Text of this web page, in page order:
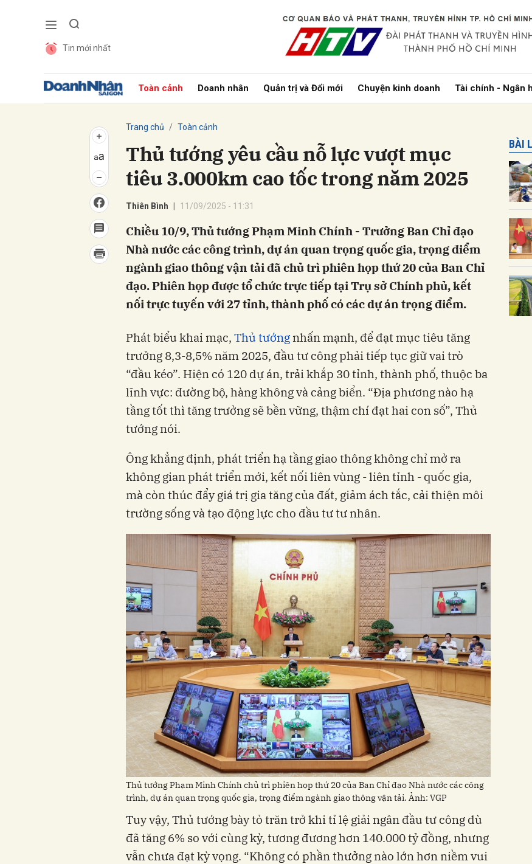
Tin mới nhất
Toàn cảnh Doanh nhân Quản trị và Đổi mới Chuyện kinh doanh Tài chính - Ngân
Trang chủ Toàn cảnh
Thủ tướng yêu cầu nỗ lực vượt mục
tiêu 3.000km cao tốc trong năm 2025
Thiên Bình 11/09/2025 - 11:31
Chiều 10/9, Thủ tướng Phạm Minh Chính - Trưởng Ban Chỉ đạo
Nhà nước các công trình, dự án quan trọng quốc gia, trọng điểm
ngành giao thông vận tải đã chủ trì phiên họp thứ 20 của Ban Chỉ
đạo. Phiên họp được tổ chức trực tiếp tại Trụ sở Chính phủ, kết
nối trực tuyến với 27 tỉnh, thành phố có các dự án trọng điểm.
Phát biểu khai mạc, Thủ tướng nhấn mạnh, để đạt mục tiêu tăng
trưởng 8,3-8,5% năm 2025, đầu tư công phải tiếp tục giữ vai trò
“đầu kéo”. Hiện có 120 dự án, trải khắp 30 tỉnh, thành phố, thuộc ba
lĩnh vực: đường bộ, hàng không và cảng biển. “Địa phương nào hạ
tầng tốt thì tăng trưởng sẽ bền vững, thậm chí đạt hai con số”, Thủ
tướng nói.
Ông khẳng định, phát triển hạ tầng giao thông không chỉ mở ra
không gian phát triển mới, kết nối liên vùng - liên tỉnh - quốc gia,
mà còn thúc đẩy giá trị gia tăng của đất, giảm ách tắc, cải thiện môi
trường sống và tạo động lực cho đầu tư tư nhân.
Thủ tướng Phạm Minh Chính chủ trì phiên họp thứ 20 của Ban Chỉ đạo Nhà nước các công
trình, dự án quan trọng quốc gia, trọng điểm ngành giao thông vận tải. Ảnh: VGP
Tuy vậy, Thủ tướng bày tỏ trăn trở khi tỉ lệ giải ngân đầu tư công dù
đã tăng 6% so với cùng kỳ, tương đương hơn 140.000 tỷ đồng, nhưng
vẫn chưa đạt kỳ vọng. “Không có phần thưởng nào lớn hơn niềm vui
BÀI